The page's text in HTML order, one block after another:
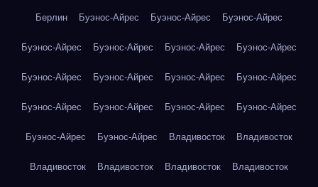
Берлин Буэнос-Айрес Буэнос-Айрес Буэнос-Айрес
Буэнос-Айрес Буэнос-Айрес Буэнос-Айрес Буэнос-Айрес
Буэнос-Айрес Буэнос-Айрес Буэнос-Айрес Буэнос-Айрес
Буэнос-Айрес Буэнос-Айрес Буэнос-Айрес Буэнос-Айрес
Буэнос-Айрес Буэнос-Айрес Владивосток Владивосток
Владивосток Владивосток Владивосток Владивосток